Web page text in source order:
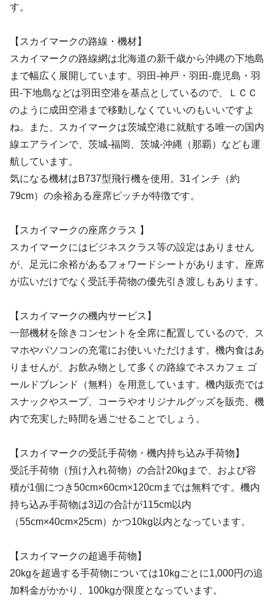
す。
【スカイマークの路線・機材】
スカイマークの路線網は北海道の新千歳から沖縄の下地島
まで幅広く展開しています。羽田-神戸・羽田-鹿児島・羽
田-下地島などは羽田空港を基点としているので、ＬＣＣ
のように成田空港まで移動しなくていいのもいいですよ
ね。また、スカイマークは茨城空港に就航する唯一の国内
線エアラインで、茨城-福岡、茨城-沖縄（那覇）なども運
航しています。
気になる機材はB737型飛行機を使用。31インチ（約
79cm）の余裕ある座席ピッチが特徴です。
【スカイマークの座席クラス 】
スカイマークにはビジネスクラス等の設定はありません
が、足元に余裕があるフォワードシートがあります。座席
が広いだけでなく受託手荷物の優先引き渡しもあります。
【スカイマークの機内サービス】
一部機材を除きコンセントを全席に配置しているので、ス
マホやパソコンの充電にお使いいただけます。機内食はあ
りませんが、お飲み物として多くの路線でネスカフェ ゴ
ールドブレンド（無料）を用意しています。機内販売では
スナックやスープ、コーラやオリジナルグッズを販売、機
内で充実した時間を過ごせることでしょう。
【スカイマークの受託手荷物・機内持ち込み手荷物】
受託手荷物（預け入れ荷物）の合計20kgまで、および容
積が1個につき50cm×60cm×120cmまでは無料です。機内
持ち込み手荷物は3辺の合計が115cm以内
（55cm×40cm×25cm）かつ10kg以内となっています。
【スカイマークの超過手荷物】
20kgを超過する手荷物については10kgごとに1,000円の追
加料金がかかり、100kgが限度となっています。